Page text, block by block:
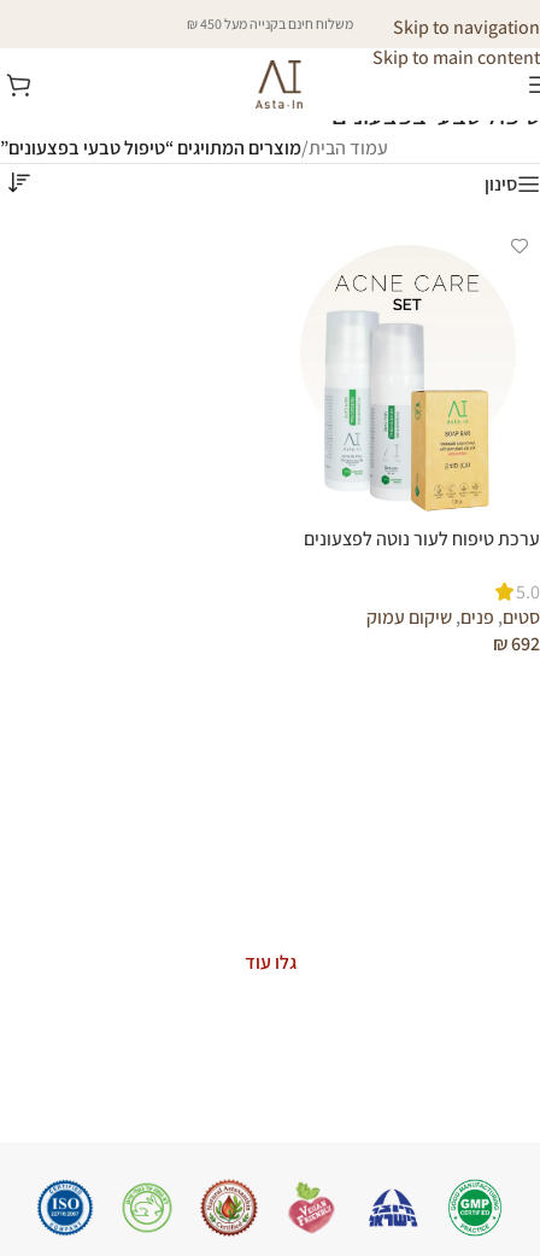
Skip to navigation
Skip to main content
משלוח חינם בקנייה מעל 450 ₪
טיפול טבעי בפצעונים
עמוד הבית/מוצרים המתויגים “טיפול טבעי בפצעונים”
סינון
ערכת טיפוח לעור נוטה לפצעונים
5.0
סטים, פנים,שיקום עמוק
₪692
גלו עוד